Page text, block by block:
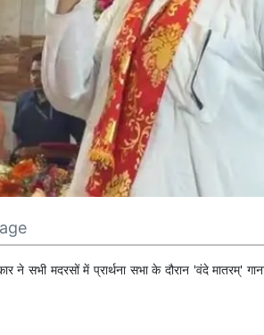
ने सभी मदरसों में प्रार्थना सभा के दौरान 'वंदे मातरम्'